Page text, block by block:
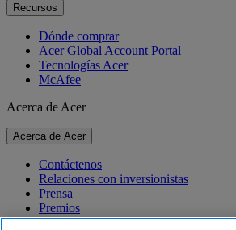
Recursos
Dónde comprar
Acer Global Account Portal
Tecnologías Acer
McAfee
Acerca de Acer
Acerca de Acer
Contáctenos
Relaciones con inversionistas
Prensa
Premios
Eventos